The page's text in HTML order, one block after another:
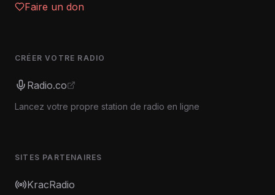
Faire un don
CRÉER VOTRE RADIO
Radio.co
Lancez votre propre station de radio en ligne
SITES PARTENAIRES
KracRadio